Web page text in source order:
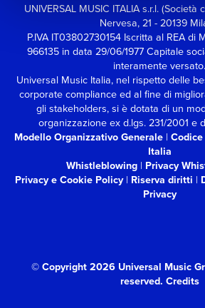
UNIVERSAL MUSIC ITALIA s.r.l.
Nervesa, 21 - 20139
P.IVA IT03802730154 Iscritta al REA di
966135 in data 29/06/1977Capitale
interamente versato.
Universal Music Italia, nel rispetto delle
corporate compliance ed al fine di
gli stakeholders,si è dotata di un
organizzazione ex d.lgs. 231/2001 e
Modello Organizzativo Generale |
Italia
Whistleblowing | Privacy
Privacy e Cookie Policy| Riserva diritti |
Privacy
© Copyright 2026 Universal Music
reserved. Credits